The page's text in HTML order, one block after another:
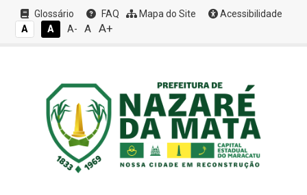
Glossário FAQ Mapa do Site
Acessibilidade
A
A A- A A+